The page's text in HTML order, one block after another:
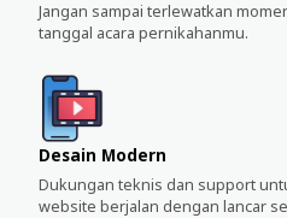
Jangan sampai terlewatkan
tanggal acara pernikahanmu.
Desain Modern
Dukungan teknis dan support
website berjalan dengan lancar